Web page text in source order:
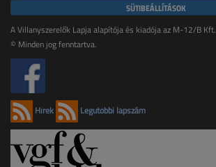
SÜTIBEÁLLÍTÁSOK
A Villanyszerelők Lapja alapítója és kiadója az M-12/B Kft.
© Minden jog fenntartva.
Hírek Legutóbbi lapszám